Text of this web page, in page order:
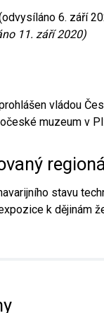
6. září
11. září 2020)
vládou
muzeum v
stavu
k dějinám